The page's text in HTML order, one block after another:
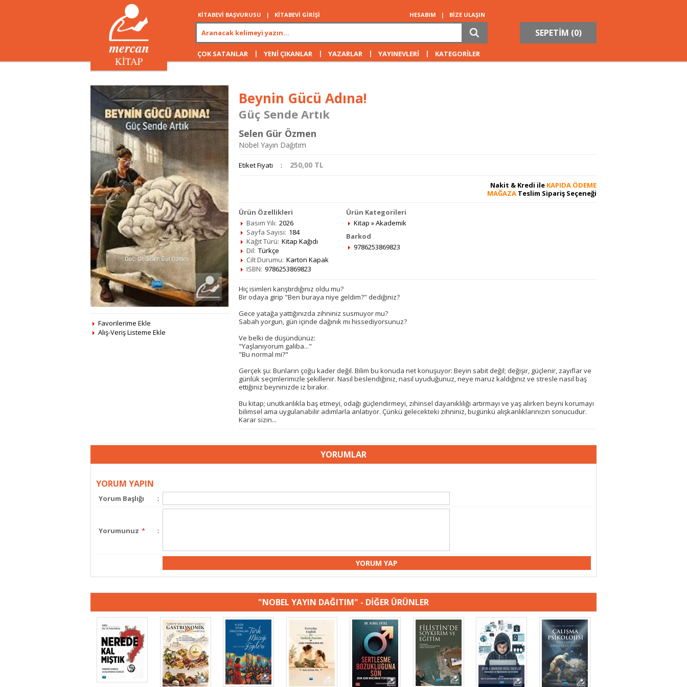
KİTABEVİ BAŞVURUSU | KİTABEVİ GİRİŞİ HESABIM | BİZE ULAŞIN
SEPETİM (0)
ÇOK SATANLAR | YENİ ÇIKANLAR | YAZARLAR | YAYINEVLERİ | KATEGORİLER
Favorilerime Ekle
Alış-Veriş Listeme Ekle
Beynin Gücü Adına!
Güç Sende Artık
Selen Gür Özmen
Nobel Yayın Dağıtım
Etiket Fiyatı : 250,00 TL
Nakit & Kredi ile KAPIDA ÖDEME
MAĞAZA Teslim Sipariş Seçeneği
Ürün Özellikleri
Basım Yılı: 2026
Sayfa Sayısı: 184
Kağıt Türü: Kitap Kağıdı
Dil: Türkçe
Cilt Durumu: Karton Kapak
ISBN: 9786253869823
Ürün Kategorileri
Kitap »Akademik
Barkod
9786253869823
Hiç isimleri karıştırdığınız oldu mu?
Bir odaya girip "Ben buraya niye geldim?" dediğiniz?
Gece yatağa yattığınızda zihniniz susmuyor mu?
Sabah yorgun, gün içinde dağınık mı hissediyorsunuz?
Ve belki de düşündünüz:
"Yaşlanıyorum galiba..."
"Bu normal mi?"
Gerçek şu: Bunların çoğu kader değil. Bilim bu konuda net konuşuyor: Beyin sabit değil; değişir, güçlenir, zayıflar ve
günlük seçimlerimizle şekillenir. Nasıl beslendiğiniz, nasıl uyuduğunuz, neye maruz kaldığınız ve stresle nasıl baş
ettiğiniz beyninizde iz bırakır.
Bu kitap; unutkanlıkla baş etmeyi, odağı güçlendirmeyi, zihinsel dayanıklılığı artırmayı ve yaş alırken beyni korumayı
bilimsel ama uygulanabilir adımlarla anlatıyor. Çünkü gelecekteki zihniniz, bugünkü alışkanlıklarınızın sonucudur.
Karar sizin...
YORUMLAR
YORUM YAPIN
Yorum Başlığı :
Yorumunuz * :
"NOBEL YAYIN DAĞITIM" - DİĞER ÜRÜNLER